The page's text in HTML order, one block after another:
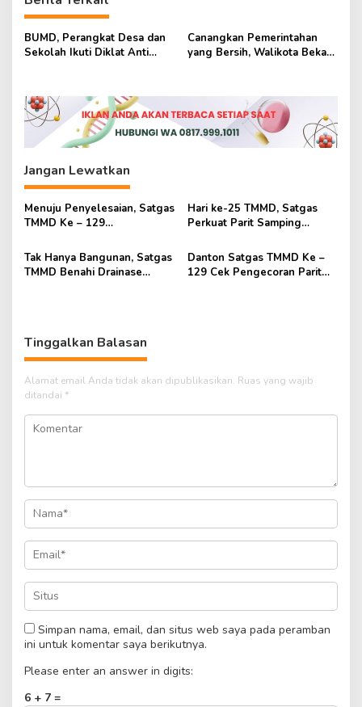
g
a
s
p
o
s
BUMD, Perangkat Desa dan
Sekolah Ikuti Diklat Anti
Canangkan Pemerintahan
yang Bersih, Walikota Bekasi
Jangan Lewatkan
Menuju Penyelesaian, Satgas
TMMD Ke – 129
Mushola Baitul Maghfurin
Hari ke-25 TMMD, Satgas
Perkuat Parit Samping
Tak Hanya Bangunan, Satgas
TMMD Benahi Drainase
Danton Satgas TMMD Ke –
129 Cek Pengecoran Parit
Tinggalkan Balasan
Alamat email Anda tidak akan dipublikasikan. Ruas yang wajib
ditandai *
Simpan nama, email, dan situs web saya pada peramban
ini untuk komentar saya berikutnya.
Please enter an answer in digits:
6 + 7 =